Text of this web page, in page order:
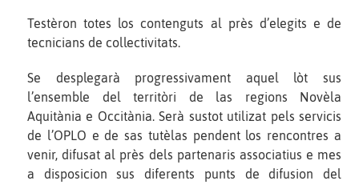
Testèron totes los contenguts al près d’elegits e de
tecnicians de collectivitats.
Se desplegarà progressivament aquel lòt sus
l’ensemble del territòri de las regions Novèla
Aquitània e Occitània. Serà sustot utilizat pels servicis
de l’OPLO e de sas tutèlas pendent los rencontres a
venir, difusat al près dels partenaris associatius e mes
a disposicion sus diferents punts de difusion del